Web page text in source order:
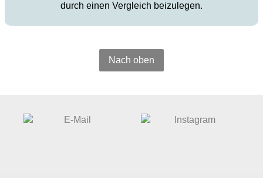
durch einen Vergleich beizulegen.
Nach oben